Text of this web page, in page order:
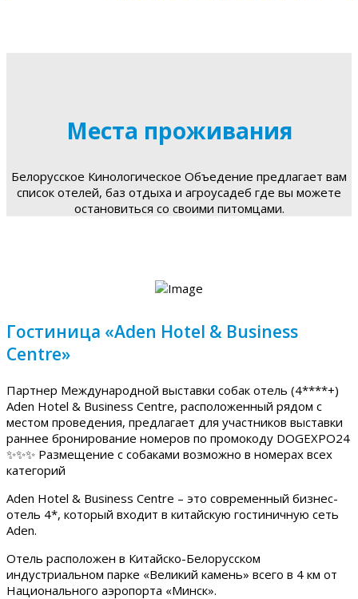
Места проживания
Белорусское Кинологическое Объедение предлагает вам
список отелей, баз отдыха и агроусадеб где вы можете
остановиться со своими питомцами.
Гостиница «Aden Hotel & Business
Centre»
Партнер Международной выставки собак отель (4****+)
Aden Hotel & Business Centre, расположенный рядом с
местом проведения, предлагает для участников выставки
раннее бронирование номеров по промокоду DOGEXPO24
✨✨✨ Размещение с собаками возможно в номерах всех
категорий
Aden Hotel & Business Centre – это современный бизнес-
отель 4*, который входит в китайскую гостиничную сеть
Aden.
Отель расположен в Китайско-Белорусском
индустриальном парке «Великий камень» всего в 4 км от
Национального аэропорта «Минск».